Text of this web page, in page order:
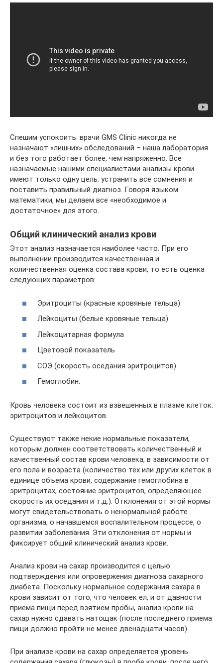
Спешим успокоить: врачи GMS Clinic никогда не
назначают «лишних» обследований – наша лаборатория
и без того работает более, чем напряженно. Все
назначаемые нашими специалистами анализы крови
имеют только одну цель: устранить все сомнения и
поставить правильный диагноз. Говоря языком
математики, мы делаем все «необходимое и
достаточное» для этого.
Общий клинический анализ крови
Этот анализ назначается наиболее часто. При его
выполнении производится качественная и
количественная оценка состава крови, то есть оценка
следующих параметров:
Эритроциты (красные кровяные тельца)
Лейкоциты (белые кровяные тельца)
Лейкоцитарная формула
Цветовой показатель
СОЭ (скорость оседания эритроцитов)
Гемоглобин.
Кровь человека состоит из взвешенных в плазме клеток:
эритроцитов и лейкоцитов.
Существуют также некие нормальные показатели,
которым должен соответствовать количественный и
качественный состав крови человека, в зависимости от
его пола и возраста (количество тех или других клеток в
единице объема крови, содержание гемоглобина в
эритроцитах, состояние эритроцитов, определяющее
скорость их оседания и т.д.). Отклонения от этой нормы
могут свидетельствовать о ненормальной работе
организма, о начавшемся воспалительном процессе, о
развитии заболевания. Эти отклонения от нормы и
фиксирует общий клинический анализ крови.
Анализ крови на сахар производится с целью
подтверждения или опровержения диагноза сахарного
диабета. Поскольку нормальное содержания сахара в
крови зависит от того, что человек ел, и от давности
приема пищи перед взятием пробы, анализ крови на
сахар нужно сдавать натощак (после последнего приема
пищи должно пройти не менее двенадцати часов).
При анализе крови на сахар определяется уровень